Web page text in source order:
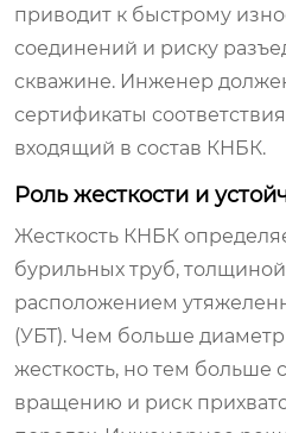
приводит к быстрому
соединений и риску
скважине. Инженер
сертификаты
входящий в состав КНБК.
Роль жесткости и
Жесткость КНБК
бурильных труб,
расположением
(УБТ). Чем больше
жесткость, но тем больше
вращению и риск